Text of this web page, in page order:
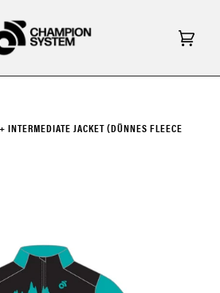
INTERMEDIATE JACKET (DÜNNES FLEECE